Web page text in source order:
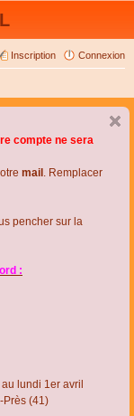
Connexion
Inscription
compte ne sera
mail . Remplacer
pencher sur la
:
lundi 1er avril
Près (41)